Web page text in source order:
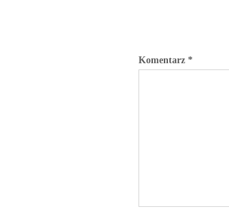
Komentarz *